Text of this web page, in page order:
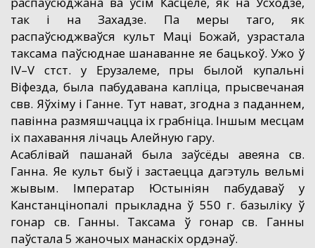
так і на Захадзе. Па меры таго, як
распаўсюджваўся культ Маці Божай, узрастала
таксама паўсюднае шанаванне яе бацькоў. Ужо ў
IV–V стст. у Ерузалеме, пры былой купальні
Віфезда, была пабудавана капліца, прысвечаная
свв. Яўхіму і Ганне. Тут нават, згодна з паданнем,
павінна размяшчацца іх грабніца. Іншым месцам
іх пахавання лічаць Алейную гару.
Асаблівай пашанай была заўсёды авеяна св.
Ганна. Яе культ быў і застаецца дагэтуль вельмі
жывым. Імператар Юстыніян пабудаваў у
Канстанцінопалі прыкладна ў 550 г. базыліку ў
гонар св. Ганны. Таксама ў гонар св. Ганны
паўстала 5 жаночых манаскіх ордэнаў.